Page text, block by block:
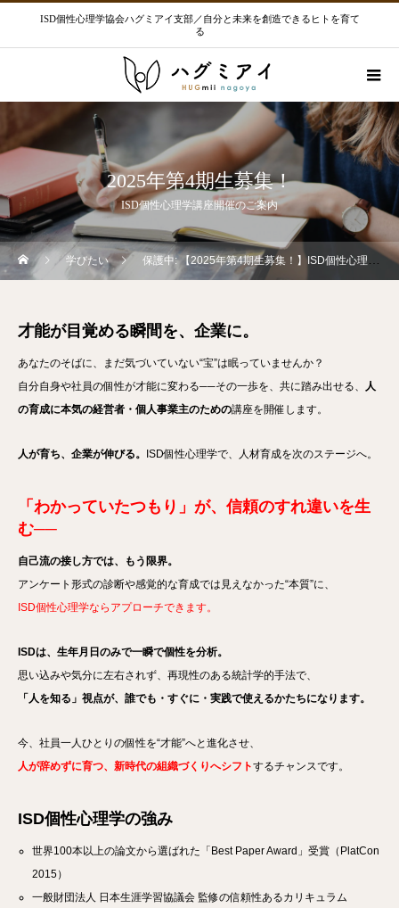
ISD個性心理学協会ハグミアイ支部／自分と未来を創造できるヒトを育て
る
2025年第4期生募集！
ISD個性心理学講座開催のご案内
学びたい 保護中: 【2025年第4期生募集！】ISD個性心理学講座開催のご案内
才能が目覚める瞬間を、企業に。
あなたのそばに、まだ気づいていない“宝”は眠っていませんか？
自分自身や社員の個性が才能に変わる──その一歩を、共に踏み出せる、 人
の育成に本気の経営者・個人事業主のための講座を開催します。
人が育ち、企業が伸びる。 ISD個性心理学で、人材育成を次のステージへ。
「わかっていたつもり」が、信頼のすれ違いを生
む──
自己流の接し方では、もう限界。
アンケート形式の診断や感覚的な育成では見えなかった“本質”に、
ISD個性心理学ならアプローチできます。
ISDは、生年月日のみで一瞬で個性を分析。
思い込みや気分に左右されず、再現性のある統計学的手法で、
「人を知る」視点が、誰でも・すぐに・実践で使えるかたちになります。
今、社員一人ひとりの個性を“才能”へと進化させ、
人が辞めずに育つ、新時代の組織づくりへシフトするチャンスです。
ISD個性心理学の強み
世界100本以上の論文から選ばれた「Best Paper Award」受賞（PlatCon
2015）
一般財団法人 日本生涯学習協議会 監修の信頼性あるカリキュラム